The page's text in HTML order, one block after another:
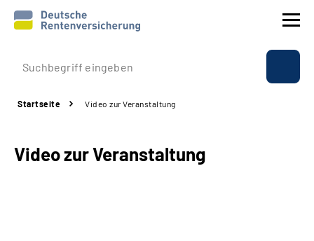
Prävention
Rente
Startseite Video zur Veranstaltung
Video zur Veranstaltung